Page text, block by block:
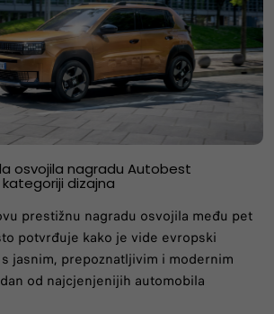
osvojila nagradu Autobest
dizajna
prestižnu nagradu osvojila među pet
potvrđuje kako je vide evropski
jasnim, prepoznatljivim i modernim
od najcjenjenijih automobila